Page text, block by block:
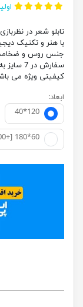
تابلو شعر در
با هنر و تکنیک
کیفیتی ویژه می
ابعاد:
40*120
60*180 [+16,078,000 تومان]